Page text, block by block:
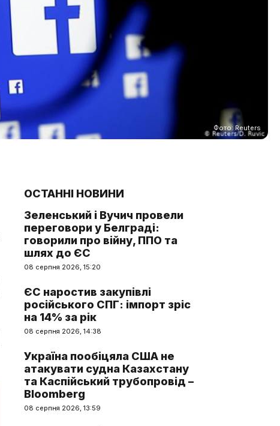
Фото: Reuters
ОСТАННІ НОВИНИ
Зеленський і Вучич провели
переговори у Белграді:
говорили про війну, ППО та
шлях до ЄС
08 серпня 2026, 15:20
ЄС наростив закупівлі
російського СПГ: імпорт зріс
на 14% за рік
08 серпня 2026, 14:38
Україна пообіцяла США не
атакувати судна Казахстану
та Каспійський трубопровід –
Bloomberg
08 серпня 2026, 13:59